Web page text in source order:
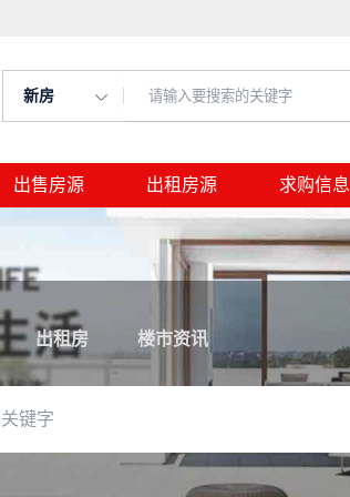
新房
出售房源 出租房源 求购信息
出租房 楼市资讯